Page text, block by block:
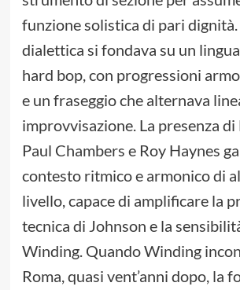
funzione solistica di pari
dialettica si fondava su un
hard bop, con progressioni
e un fraseggio che alternava
improvvisazione. La presenza di
Paul Chambers e Roy Haynes
contesto ritmico e armonico di
livello, capace di amplificare la
tecnica di Johnson e la
Winding. Quando Winding
Roma, quasi vent’anni dopo, la